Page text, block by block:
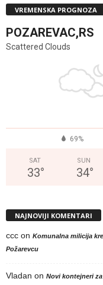
VREMENSKA PROGNOZA
POZAREVAC,RS
Scattered Clouds
69%
SAT
33°
SUN
34°
NAJNOVIJI KOMENTARI
ccc on Komunalna milicija
Požarevcu
Vladan on Novi kontejneri